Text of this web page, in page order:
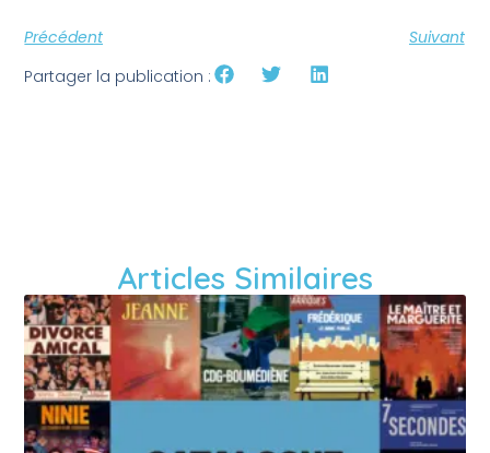
Précédent
Suivant
Partager la publication :
Articles Similaires